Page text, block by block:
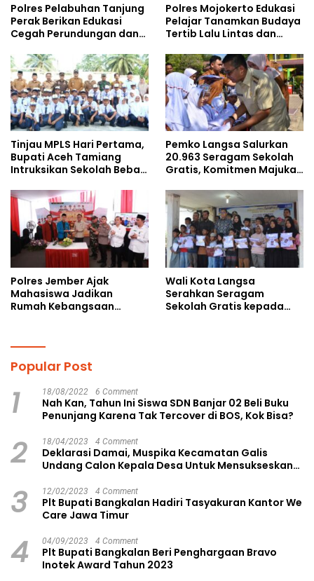
Polres Pelabuhan Tanjung
Perak Berikan Edukasi
Cegah Perundungan dan
kepada Pelajar MPLS
Polres Mojokerto Edukasi
Pelajar Tanamkan Budaya
Tertib Lalu Lintas dan
Tinjau MPLS Hari Pertama,
Bupati Aceh Tamiang
Intruksikan Sekolah Bebas
Pemko Langsa Salurkan
20.963 Seragam Sekolah
Gratis, Komitmen Majukan
Polres Jember Ajak
Mahasiswa Jadikan
Rumah Kebangsaan
Wali Kota Langsa
Serahkan Seragam
Sekolah Gratis kepada
Popular Post
1 18/08/2022 6 Comment
Nah Kan, Tahun Ini Siswa SDN Banjar 02 Beli Buku
Penunjang Karena Tak Tercover di BOS, Kok Bisa?
2 18/04/2023 4 Comment
Deklarasi Damai, Muspika Kecamatan Galis
Undang Calon Kepala Desa Untuk Mensukseskan
3 12/02/2023 4 Comment
Plt Bupati Bangkalan Hadiri Tasyakuran Kantor We
Care Jawa Timur
4 04/09/2023 4 Comment
Plt Bupati Bangkalan Beri Penghargaan Bravo
Inotek Award Tahun 2023